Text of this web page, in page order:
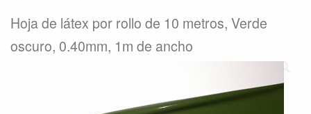
Hoja de látex por rollo de 10 metros, Verde
oscuro, 0.40mm, 1m de ancho